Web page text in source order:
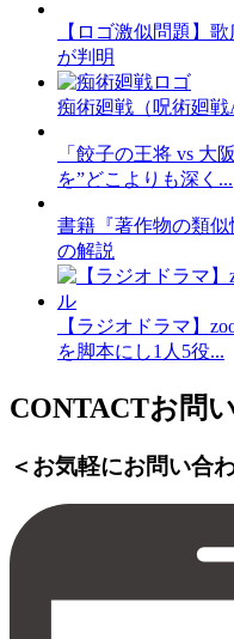
【ロゴ激似問題】
が判明
痴術廻戦（呪術廻
「餃子の王将 vs 大
を”どこよりも深く...
書籍『著作物の類
の解説
【ラジオドラマ】
を脚本にし1人5役...
CONTACTお問
＜お気軽にお問い合